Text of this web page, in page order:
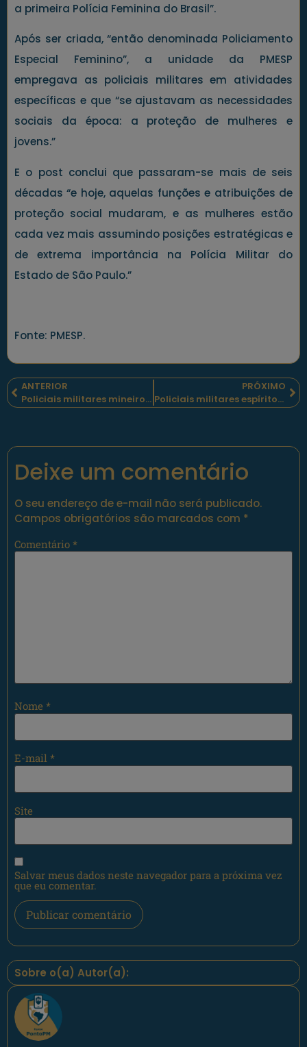
a primeira Polícia Feminina do Brasil”.
Após ser criada, “então denominada Policiamento
Especial Feminino”, a unidade da PMESP
empregava as policiais militares em atividades
específicas e que “se ajustavam as necessidades
sociais da época: a proteção de mulheres e
jovens.”
E o post conclui que passaram-se mais de seis
décadas “e hoje, aquelas funções e atribuições de
proteção social mudaram, e as mulheres estão
cada vez mais assumindo posições estratégicas e
de extrema importância na Polícia Militar do
Estado de São Paulo.”
Fonte: PMESP.
ANTERIOR
Policiais militares mineiros realizaram uma comemoração ao Dia das Crianças em Contagem-MG
PRÓXIMO
Policiais militares espírito-santenses participam do “PM Kids”, homenageando as crianças, no shopping VItória
Deixe um comentário
O seu endereço de e-mail não será publicado.
Campos obrigatórios são marcados com *
Comentário *
Nome *
E-mail *
Site
Salvar meus dados neste navegador para a próxima vez
que eu comentar.
Sobre o(a) Autor(a):